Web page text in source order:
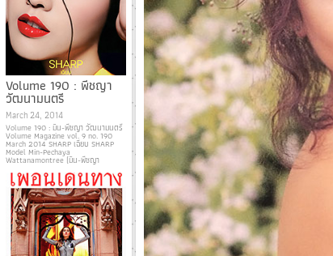
Volume 190 : พีชญา
วัฒนามนตรี
March 24, 2014
Volume 190 : มิน-พีชญา วัฒนามนตรี
Volume Magazine vol. 9 no. 190
March 2014 SHARP เฉียบ SHARP
Model Min-Pechaya
Wattanamontree (มิน-พีชญา